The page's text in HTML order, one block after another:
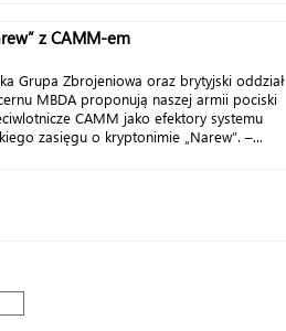
z CAMM-em
Grupa Zbrojeniowa oraz brytyjski oddział
MBDA proponują naszej armii pociski
CAMM jako efektory systemu
zasięgu o kryptonimie „Narew”. –...